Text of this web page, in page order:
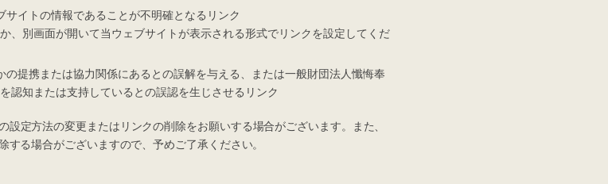
イトの情報であることが不明確となるリンク
、別画面が開いて当ウェブサイトが表示される形式でリンクを設定してくだ
提携または協力関係にあるとの誤解を与える、または一般財団法人懺悔奉
認知または支持しているとの誤認を生じさせるリンク
定方法の変更またはリンクの削除をお願いする場合がございます。また、
る場合がございますので、予めご了承ください。